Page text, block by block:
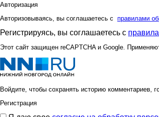
Авторизация
Авторизовываясь, вы соглашаетесь с правилами
Регистрируясь, вы соглашаетесь с
Этот сайт защищен reCAPTCHA и Google.
Войдите, чтобы сохранять историю комментариев,
Регистрация